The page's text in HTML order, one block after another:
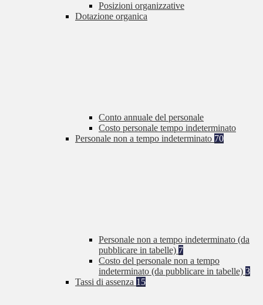
Posizioni organizzative
Dotazione organica
Conto annuale del personale
Costo personale tempo indeterminato
Personale non a tempo indeterminato 70
Personale non a tempo indeterminato (da
pubblicare in tabelle) 7
Costo del personale non a tempo
indeterminato (da pubblicare in tabelle) 3
Tassi di assenza 15